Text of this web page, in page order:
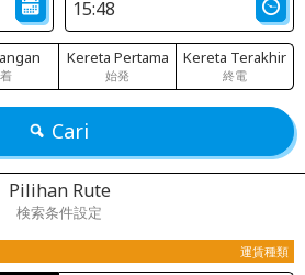
Kereta Pertama
始発
Kereta Terakhir
終電
Cari
Pilihan Rute
検索条件設定
運賃種類